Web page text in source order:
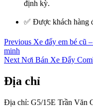
định kỳ.
✅ Được khách hàng
Điều
hướng
viết
Previous Previous
Xe đẩy em bé cũ
minh
Next Next
Nơi Bán Xe Đẩy
Địa chỉ
Địa chỉ: G5/15E Trần Văn